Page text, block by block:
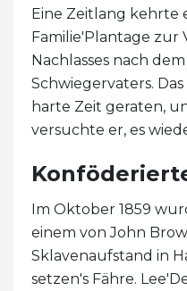
Eine Zeitlang kehrte
Familie'Plantage zur
Nachlasses nach
Schwiegervaters.
harte Zeit geraten,
versuchte er, es
Im Oktober 1859
einem von John
Sklavenaufstand in
setzen's Fähre.